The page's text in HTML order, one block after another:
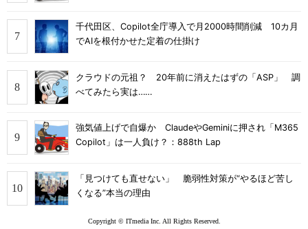
千代田区、Copilot全庁導入で月2000時間削減 10カ月
でAIを根付かせた定着の仕掛け
クラウドの元祖？ 20年前に消えたはずの「ASP」 調
べてみたら実は……
強気値上げで自爆か ClaudeやGeminiに押され「M365
Copilot」は一人負け？：888th Lap
「見つけても直せない」 脆弱性対策が“やるほど苦し
くなる”本当の理由
Copyright © ITmedia Inc. All Rights Reserved.